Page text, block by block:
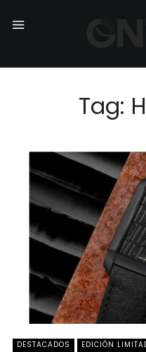
Tag:
DESTACADOS EDICIÓN